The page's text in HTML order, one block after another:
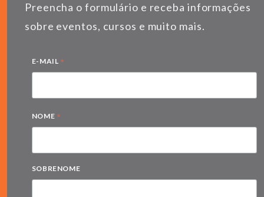
Preencha o formulário e receba informações
sobre eventos, cursos e muito mais.
E-MAIL *
NOME *
SOBRENOME